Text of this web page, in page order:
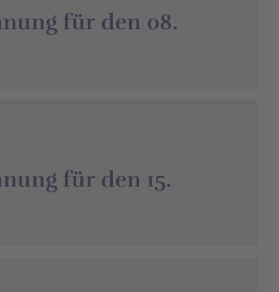
für den 08.
für den 15.